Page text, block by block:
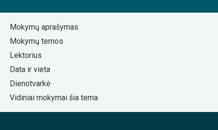
Mokymų aprašymas
Mokymų temos
Lektorius
Data ir vieta
Dienotvarkė
Vidiniai mokymai šia tema